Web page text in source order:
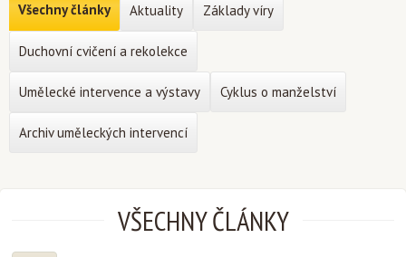
VŠECHNY ČLÁNKY
Všechny články Aktuality Základy víry
Duchovní cvičení a rekolekce
Umělecké intervence a výstavy Cyklus o manželství
Archiv uměleckých intervencí